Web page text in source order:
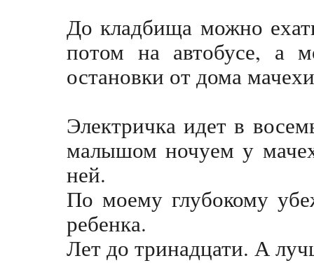
До кладбища можно
потом на автобусе, а
остановки от дома
Электричка идет в
малышом ночуем у
ней.
По моему глубокому
ребенка.
Лет до тринадцати. А